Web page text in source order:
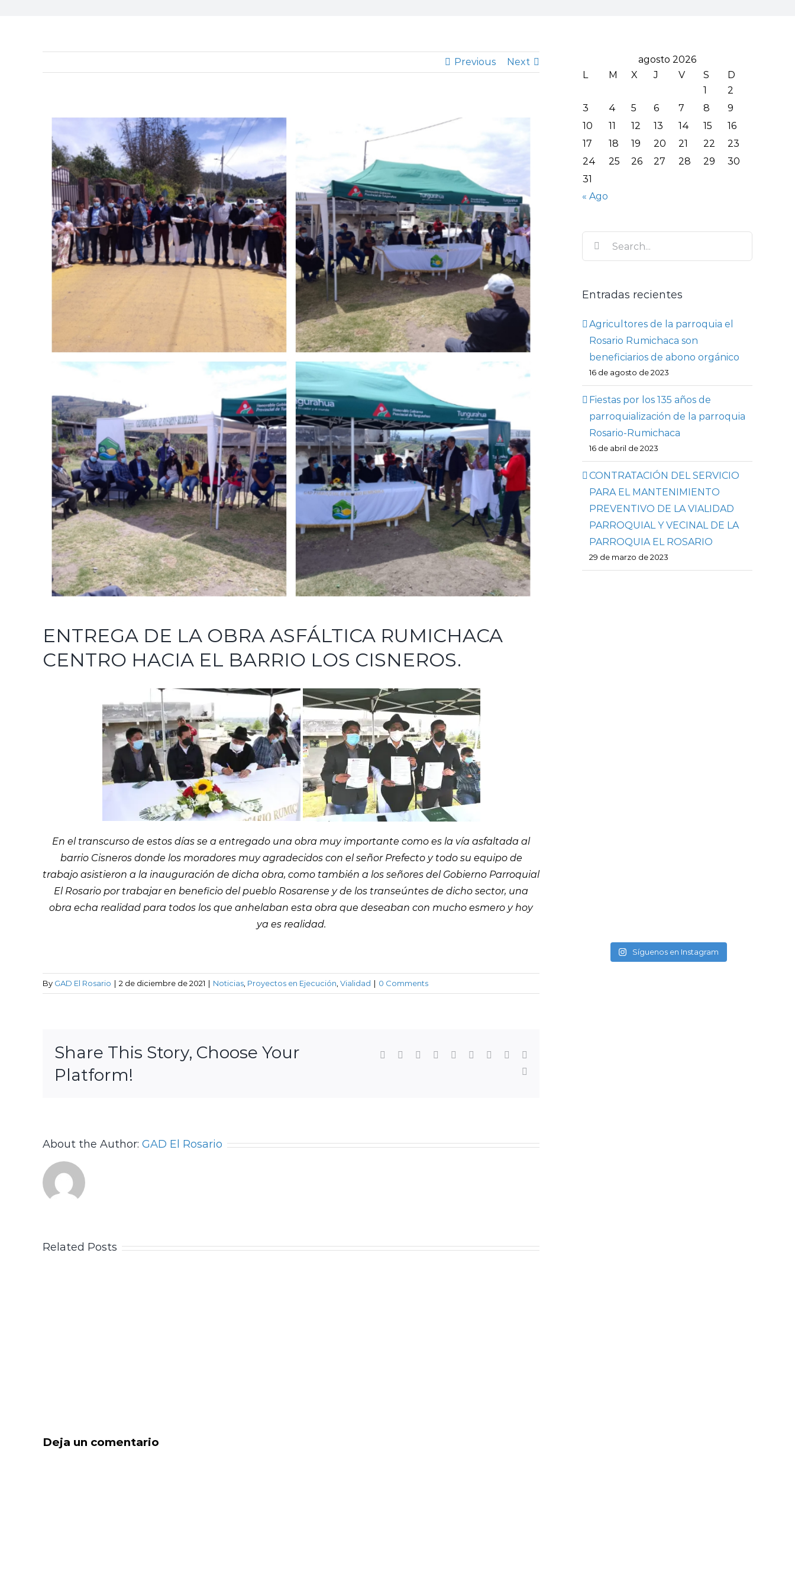
Previous Next
View
Image
ENTREGA DE LA OBRA ASFÁLTICA RUMICHACA
CENTRO HACIA EL BARRIO LOS CISNEROS.
En el transcurso de estos días se a entregado una obra muy importante como es la vía asfaltada al
barrio Cisneros donde los moradores muy agradecidos con el señor Prefecto y todo su equipo de
trabajo asistieron a la inauguración de dicha obra, como también a los señores del Gobierno Parroquial
El Rosario por trabajar en beneficio del pueblo Rosarense y de los transeúntes de dicho sector, una
obra echa realidad para todos los que anhelaban esta obra que deseaban con mucho esmero y hoy
ya es realidad.
By GAD El Rosario | 2 de diciembre de 2021 | Noticias Proyectos en Ejecución Vialidad | 0 Comments
Share This Story, Choose Your
Platform!
Facebook
TwitterLinkedIn
Reddit WhatsApp
TumblrPinterest
About the Author: GAD El Rosario
Related Posts
Deja un comentario
agosto 2026
L
M X J V S
D
1
2
3
4 5 6 7 8
9
10
11 12 13 14 15
16
17
18 19 20 21 22
23
24
25 26 27 28 29
30
31
« Ago
Entradas recientes
Agricultores de la parroquia el
Rosario Rumichaca son
beneficiarios de abono orgánico
16 de agosto de 2023
Fiestas por los 135 años de
parroquialización de la parroquia
Rosario-Rumichaca
16 de abril de 2023
CONTRATACIÓN DEL SERVICIO
PARA EL MANTENIMIENTO
PREVENTIVO DE LA VIALIDAD
PARROQUIAL Y VECINAL DE LA
PARROQUIA EL ROSARIO
29 de marzo de 2023
Síguenos en Instagram